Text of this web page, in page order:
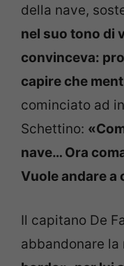
della nave,
nel suo tono di
convinceva:
capire che
cominciato ad
Schettino:
nave… Ora
Vuole andare a
Il capitano De
abbandonare la